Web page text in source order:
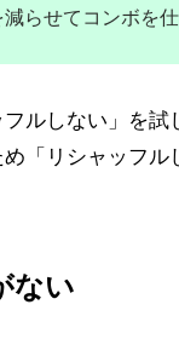
らせてコンボを
ルしない」を試
「リシャッフル
ない